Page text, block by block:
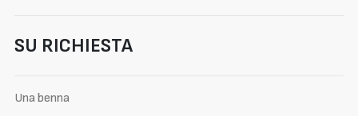
SU RICHIESTA
Una benna